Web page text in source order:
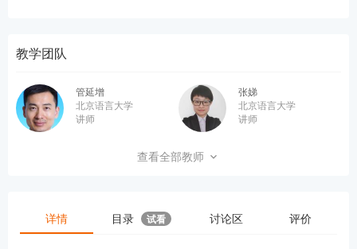
教学团队
管延增
北京语言大学
讲师
张娣
北京语言大学
讲师
北京语言大学
讲师
查看全部教师
详情 目录 试看 讨论区 评价